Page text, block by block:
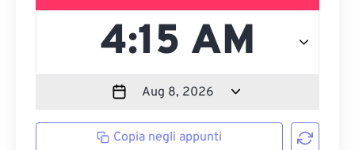
Copia negli appunti